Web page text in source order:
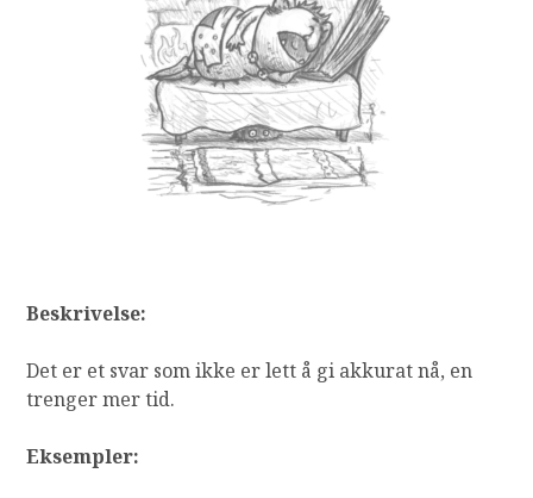
Beskrivelse:
Det er et svar som ikke er lett å gi akkurat nå, en
trenger mer tid.
Eksempler: